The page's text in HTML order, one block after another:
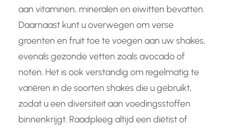
aan vitaminen, mineralen en eiwitten bevatten.
Daarnaast kunt u overwegen om verse
groenten en fruit toe te voegen aan uw shakes,
evenals gezonde vetten zoals avocado of
noten. Het is ook verstandig om regelmatig te
variëren in de soorten shakes die u gebruikt,
zodat u een diversiteit aan voedingsstoffen
binnenkrijgt. Raadpleeg altijd een diëtist of